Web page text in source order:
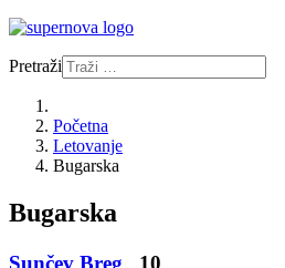
Pretraži
Početna
Letovanje
Bugarska
Bugarska